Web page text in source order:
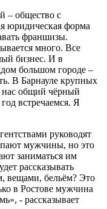
– общество с
юридическая форма
франшизы.
много. Все
бизнес. И в
большом городе –
В Барнауле крупных
нас общий чёрный
встречаемся. Я
руководят
мужчины, но это
заниматься им
рассказывать
вещами, бельём? Это
в Ростове мужчина
- рассказывает